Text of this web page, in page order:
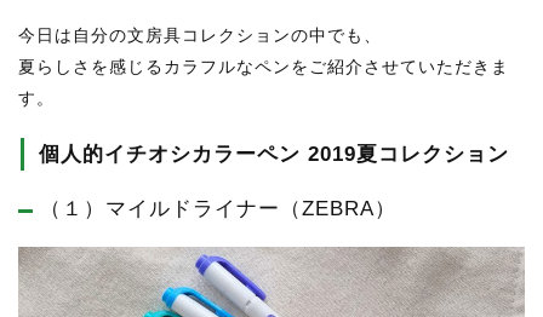
プライバシーポリシー
今日は自分の文房具コレクションの中でも、
夏らしさを感じるカラフルなペンをご紹介させていただきま
す。
個人的イチオシカラーペン 2019夏コレクション
（１）マイルドライナー（ZEBRA）